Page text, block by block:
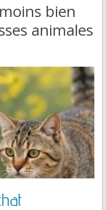
bien
animales